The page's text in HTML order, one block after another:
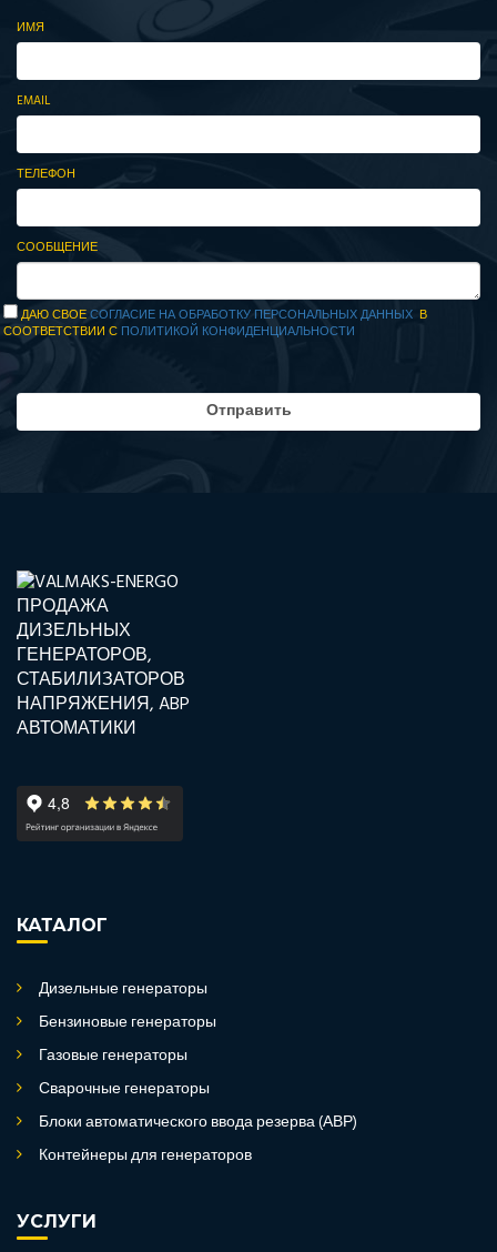
ИМЯ
EMAIL
ТЕЛЕФОН
СООБЩЕНИЕ
ДАЮ СВОЕСОГЛАСИЕ НА ОБРАБОТКУ ПЕРСОНАЛЬНЫХ ДАННЫХ В
СООТВЕТСТВИИ С ПОЛИТИКОЙ КОНФИДЕНЦИАЛЬНОСТИ
КАТАЛОГ
Дизельные генераторы
Бензиновые генераторы
Газовые генераторы
Сварочные генераторы
Блоки автоматического ввода резерва (АВР)
Контейнеры для генераторов
УСЛУГИ